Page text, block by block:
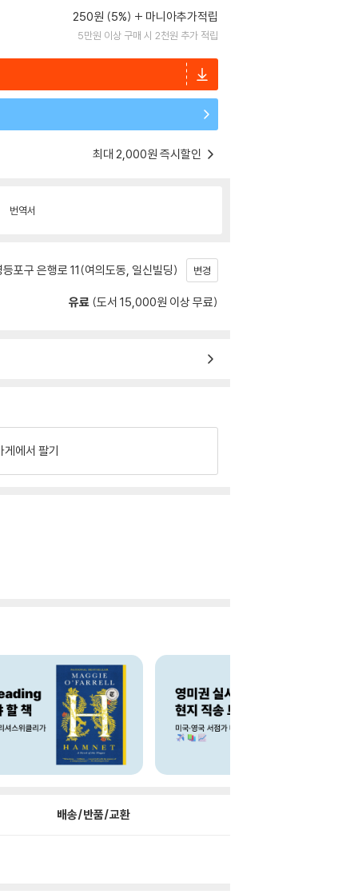
250원 (5%) 마니아추가적립
5만원 이상 구매 시 2천원 추가 적립
최대 2,000원 즉시할인
번역서
포구 은행로 11(여의도동, 일신빌딩) 변경
유료 (도서 15,000원 이상 무료)
게에서 팔기
배송/반품/교환